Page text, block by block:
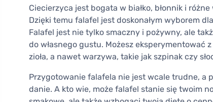
Ciecierzyca jest bogata w białko, błonnik i
Dzięki temu falafel jest doskonałym wyborem
Falafel jest nie tylko smaczny i pożywny, ale
do własnego gustu. Możesz eksperymentować
zioła, a nawet warzywa, takie jak szpinak czy
Przygotowanie falafela nie jest wcale trudne, a
danie. A kto wie, może falafel stanie się twoim